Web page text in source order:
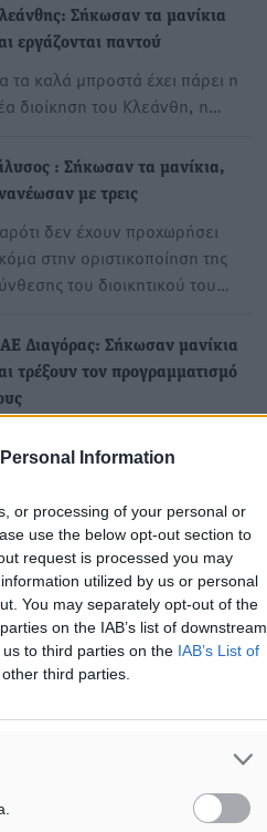
Information
or processing of your personal or
use the below opt-out section to
request is processed you may
utilized by us or personal
You may separately opt-out of the
on the IAB’s list of downstream
to third parties on the IAB’s List of
third parties.
Σήκωσαν τα μανίκια
εργάζονται παντού
τα καλά μπροστά έχει πάρει η
διοίκηση του Κλεάνθη, η…
: Σήκωσαν τα μανίκια,
με τρεις
δεν έχουν προχωρήσει
στην οριστικοποίηση της
του διοικητικού του…
Διαγόρας: Σήκωσαν μανίκια
τρέξουν τον προγραμματισμό
οι άνθρωποι της ΠΑΕ